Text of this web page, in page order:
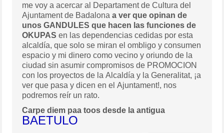
me voy a acercar al Departament de Cultura del
Ajuntament de Badalonaa ver que opinan de
unos GANDULES que hacen las funciones de
OKUPASen las dependencias cedidas por esta
alcaldía, que solo se miran el ombligo y consumen
espacio y mi dinero como vecino y oriundo de la
ciudad sin asumir compromisos de PROMOCION
con los proyectos de la Alcaldía y la Generalitat, ¡a
ver que pasa y dicen en el Ajuntament!, nos
podremos reír un rato.
Carpe diem paa toos desde la antigua
BAETULO